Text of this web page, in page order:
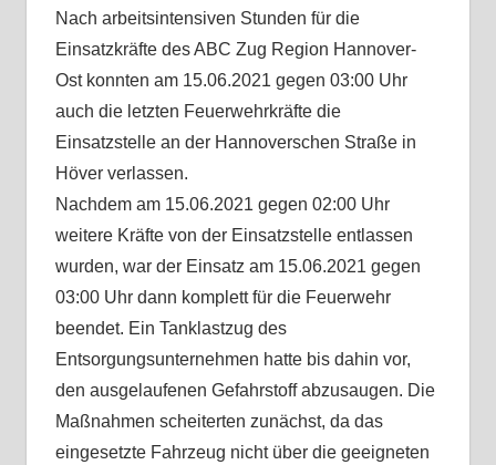
Nach arbeitsintensiven Stunden für die
Einsatzkräfte des ABC Zug Region Hannover-
Ost konnten am 15.06.2021 gegen 03:00 Uhr
auch die letzten Feuerwehrkräfte die
Einsatzstelle an der Hannoverschen Straße in
Höver verlassen.
Nachdem am 15.06.2021 gegen 02:00 Uhr
weitere Kräfte von der Einsatzstelle entlassen
wurden, war der Einsatz am 15.06.2021 gegen
03:00 Uhr dann komplett für die Feuerwehr
beendet. Ein Tanklastzug des
Entsorgungsunternehmen hatte bis dahin vor,
den ausgelaufenen Gefahrstoff abzusaugen. Die
Maßnahmen scheiterten zunächst, da das
eingesetzte Fahrzeug nicht über die geeigneten